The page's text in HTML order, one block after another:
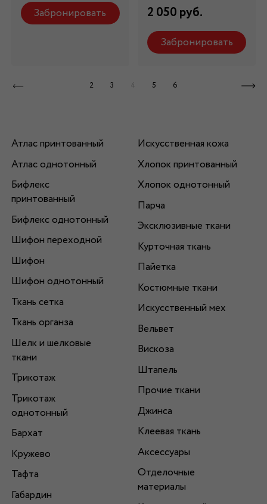
Забронировать 2 050 руб.
Забронировать
2 3 4 5 6
Атлас принтованный
Атлас однотонный
Бифлекс
принтованный
Бифлекс однотонный
Шифон переходной
Шифон
Шифон однотонный
Ткань сетка
Ткань органза
Шелк и шелковые
ткани
Трикотаж
Трикотаж
однотонный
Бархат
Кружево
Тафта
Габардин
Искусственная кожа
Хлопок принтованный
Хлопок однотонный
Парча
Эксклюзивные ткани
Курточная ткань
Пайетка
Костюмные ткани
Искусственный мех
Вельвет
Вискоза
Штапель
Прочие ткани
Джинса
Клеевая ткань
Аксессуары
Отделочные
материалы